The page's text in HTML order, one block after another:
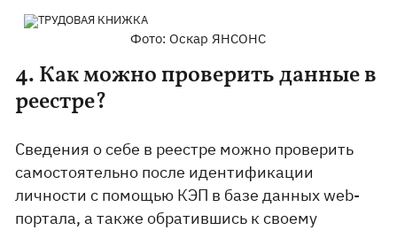
Фото: Оскар ЯНСОНС
4. Как можно проверить данные в
реестре?
Сведения о себе в реестре можно проверить
самостоятельно после идентификации
личности с помощью КЭП в базе данных web-
портала, а также обратившись к своему